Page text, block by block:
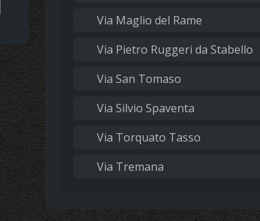
Via Maglio del Rame
Via Pietro Ruggeri da Stabello
Via San Tomaso
Via Silvio Spaventa
Via Torquato Tasso
Via Tremana